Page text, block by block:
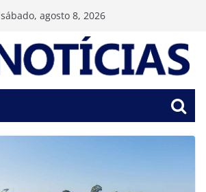
sábado, agosto 8, 2026